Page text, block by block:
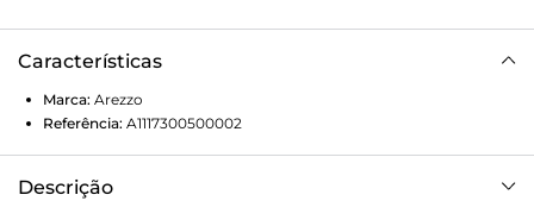
Características
Marca: Arezzo
Referência: A1117300500002
Descrição